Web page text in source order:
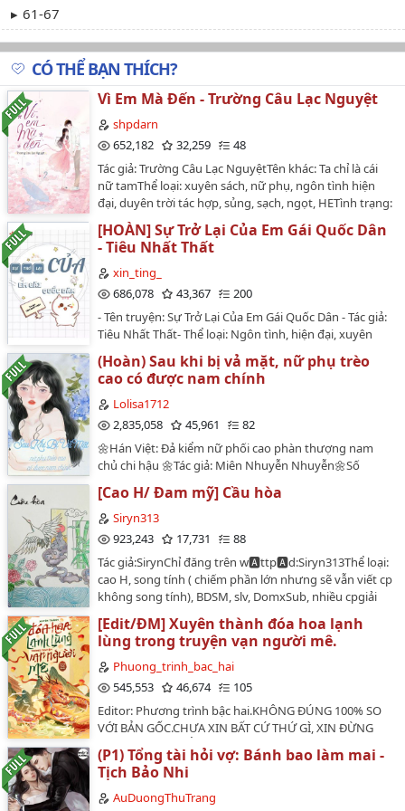
61-67
68-73
74-80
Phiên Ngoại (end)
CÓ THỂ BẠN THÍCH?
Vì Em Mà Đến - Trường Câu Lạc Nguyệt
shpdarn
652,182
32,259
48
Tác giả: Trường Câu Lạc NguyệtTên khác: Ta chỉ là cái
nữ tamThể loại: xuyên sách, nữ phụ, ngôn tình hiện
đại, duyên trời tác hợp, sủng, sạch, ngọt, HETình trạng:
48 chương + PN (HOÀN edit)Bìa: SâmVăn Án.Chu Tư
Đồng xuyên không rồi. Số mệnh thật đen đủi, lại xuyên
thành nữ phụ bi thảm trong tiểu thuyết ngôn tình
Mary Sue*.Gia cảnh không tốt nhưng lòng tự trọng
cao ngất trời. Nguyên chủ yêu thầm nam chính đã lâu
ai yêu quý, lại còn xen vào giữa nam nữ chính phá hoại
tình cảm**.....Chu Tư Đồng: Thời gian này liệu có thể
yên ổn trôi qua hay không đây? o(╯□╰)o (*) Mary Sue -
là tên chung cho bất kỳ nhân vật hư cấu nào có năng
lực hoặc hoàn hảo đến mức điều này có vẻ vô lý, ngay
cả trong bối cảnh của bối cảnh giả tưởng. Mary Sues
thường là một tác giả tự chèn hoặc thực hiện mong
muốn. Nguồn Wikipedia.(**) 风箱里的老鼠 - "The
mouse in the bellows-Both sides are inflated-Get angry
at both ends" - chuột trong ống bễ, là kẻ đâm chọt ở
giữa để ly gián, chia rẽ nội bộ, chia rẽ tình cảm, ý nghĩa
giống với chọc gậy bánh xe, đâm bị thóc chọc bị
gạo.Editor. Shpdarn*Notice: Truyện đọc giải trí, mong
mọi người đừng quá kỳ vọng vào vấn đề logic. KHÔNG
YÊU XIN ĐỪNG NÓI LỜI CAY ĐẮNG! Cảm ơn ❤…
[HOÀN] Sự Trở Lại Của Em Gái Quốc Dân
- Tiêu Nhất Thất
xin_ting_
686,078
43,367
200
- Tên truyện: Sự Trở Lại Của Em Gái Quốc Dân - Tác giả:
Tiêu Nhất Thất- Thể loại: Ngôn tình, hiện đại, xuyên
nhanh, trọng sinh, sủng, showbiz, linh dị,...- Trạng thái:
Đang cập nhật...- Editor/Beta: Hâm Đình🍓
【14/09/2021】✨....Văn án: Tô Đào sống lại trên người
một đứa trẻ bốn tuổi, chủ nhân thân thể này rốt cuộc
có bao nhiêu anh trai?Đệ nhất paparazzi trong giới giải
người ta đang đi dạo phố cùng nữ diễn viên nổi tiếng
Tô Đào.Tô Đào chuyển tiếp Weibo: Đó là đại ca của tôi!
Đệ nhất paparazzi trong giới giải trí: Anh trai xinh đẹp
bức người, đang cùng Tô Đào ăn tối.Tô Đào chuyển
tiếp Weibo: Đó là nhị ca của tôi! Đệ nhất paparazzi
trong giới giải trí: Tổng tài bá đạo trong tin đồn đột
nhiên mở một công ty giải trí, chuyên về Tô Đào.Tô Đào
chuyển tiếp Weibo: Đó là tam ca của tôi!Đệ nhất
paparazzi trong giới giải trí: Streamer hàng đầu giới
giải trí ở nhà Tô Đào một ngày một đêm không ra
ngoài.Tô Đào khó chịu chuyển tiếp: Đó là anh trai ruột
của tôi! Anh ruột !!!! Đệ nhất paparazzi trong giới
giải trí: Bác sĩ cấm dục tiểu ca ca may mắn được Tô Đào
đưa cơm. Tô Đào tâm mệt mỏi tiếp tục chuyển tiếp: ...
Đó là ngũ ca của tôi a!!!…
(Hoàn) Sau khi bị vả mặt, nữ phụ trèo
cao có được nam chính
Lolisa1712
2,835,058
45,961
82
🌼Hán Việt: Đả kiểm nữ phối cao phàn thượng nam
chủ chi hậu 🌼Tác giả: Miên Nhuyễn Nhuyễn🌼Số
🍓🌼Vẽ bìa: 🥀Maa🥀🌼Converter 💐 Vespertine &
Hdlinhhh 💐🌼 Thể loại : mthời học sinh, sạch, nữ phụ,
yêu thầm, ngược, giới nhà giàu, HeSpoil: Trước ngược
mọi người đọc, không hợp thì đi ra.…
[Cao H/ Đam mỹ] Cầu hòa
Siryn313
923,243
17,731
88
Tác giả:SirynChỉ đăng trên w🅰️ttp🅰️d:Siryn313Thể loại:
cao H, song tính ( chiếm phần lớn nhưng sẽ vẫn viết cp
không song tính), BDSM, slv, DomxSub, nhiều cpgiải
nền kinh tế tư bản nhưng thế chế là quân chủ chuyên
chế nhé =)))!!!CÓ LẼ CÁC CHƯƠNG ĐỀU CÓ THỊT nhưng
vẫn sẽ có cốt truyện đầy đủ và tấtcả cp trong truyện
đều cùng một thế giới nhé!!! sẽ có warnings trong
warnings thiếu) nên chuẩn bị tâm lý bộ này là một cái
redflags đỏ chói lọi những thể loại tác giả nói không:
dirty old man(vì tác giả nhan khống công thụ trong
truyện đều đẹp ngời ngời), nhân thú, guro!!!Cuối cùng
cấm quỷ tà răm dưới 18. Hoặc ít nhất mấy ông mấy bà
phải có tam quan rõ ràng, tâm lý vững vàng nhận thức
[Edit/ĐM] Xuyên thành đóa hoa lạnh
lùng trong truyện vạn người mê.
Phuong_trinh_bac_hai
545,553
46,674
105
Editor: Phương trình bậc hai.KHÔNG ĐÚNG 100% SO
VỚI BẢN GỐC.CHƯA XIN BẤT CỨ THỨ GÌ, XIN ĐỪNG
REUP HAY CHUYỂN VER GÌ GÌ ĐÓ NHÉ!…
(P1) Tổng tài hỏi vợ: Bánh bao làm mai -
Tịch Bảo Nhi
AuDuongThuTrang